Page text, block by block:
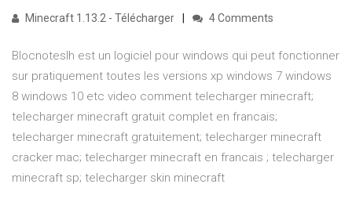
Minecraft 1.13.2 - Télécharger 4 Comments
Blocnoteslh est un logiciel pour windows qui peut fonctionner
sur pratiquement toutes les versions xp windows 7 windows
8 windows 10 etc video comment telecharger minecraft;
telecharger minecraft gratuit complet en francais;
telecharger minecraft gratuitement; telecharger minecraft
cracker mac; telecharger minecraft en francais ; telecharger
minecraft sp; telecharger skin minecraft